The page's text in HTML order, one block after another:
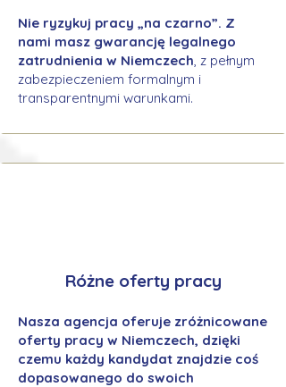
Nie ryzykuj pracy „na czarno”. Z
nami masz gwarancję legalnego
zatrudnienia w Niemczech, z pełnym
zabezpieczeniem formalnym i
transparentnymi warunkami.
Różne oferty pracy
Nasza agencja oferuje zróżnicowane
oferty pracy w Niemczech, dzięki
czemu każdy kandydat znajdzie coś
dopasowanego do swoich